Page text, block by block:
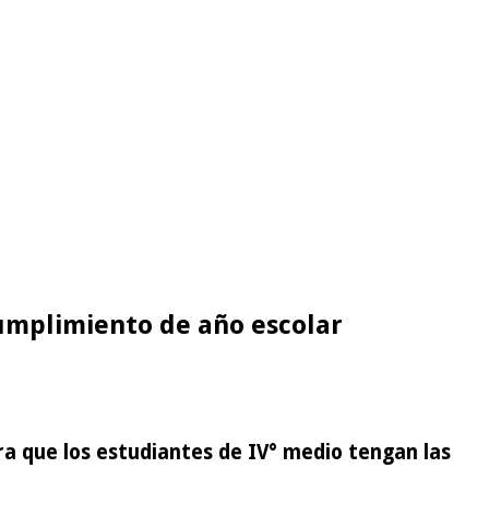
de año escolar
que los estudiantes de IV° medio tengan las